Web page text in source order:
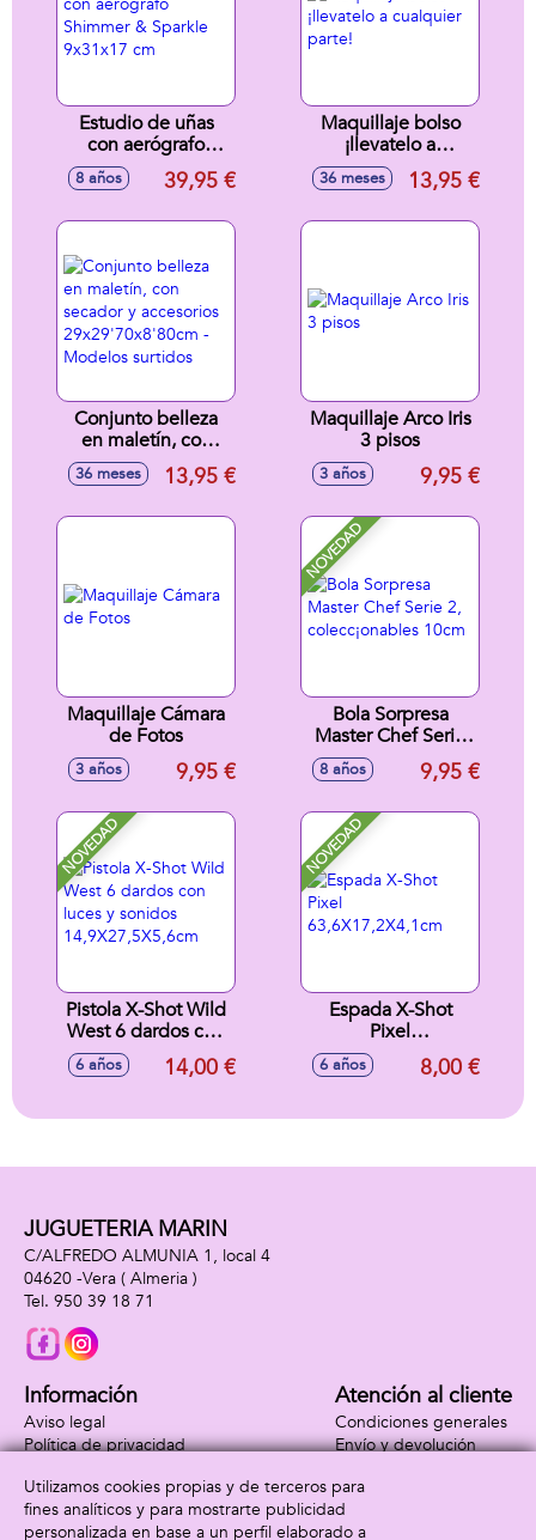
Estudio de uñas
con aerógrafo
Shimmer & Sparkle
9x31x17 cm
8 años 39,95 €
Maquillaje bolso
¡llevatelo a
cualquier parte!
36 meses 13,95 €
Conjunto belleza
en maletín, con
secador y
accesorios
36 meses 13,95 €
Maquillaje Arco Iris
3 pisos
3 años 9,95 €
Maquillaje Cámara
de Fotos
3 años 9,95 €
NOVEDAD
Bola Sorpresa
Master Chef Serie
2, colecc¡onables
10cm
8 años 9,95 €
NOVEDAD
Pistola X-Shot Wild
West 6 dardos con
luces y sonidos
14,9X27,5X5,6cm
6 años 14,00 €
NOVEDAD
Espada X-Shot
Pixel
63,6X17,2X4,1cm
6 años 8,00 €
JUGUETERIA MARIN
C/ALFREDO ALMUNIA 1, local 4
04620 -Vera ( Almeria )
950 39 18 71
Información
Aviso legal
Política de privacidad
Atención al cliente
Condiciones generales
Envío y devolución
Formas de pago
Utilizamos cookies propias y de terceros para
fines analíticos y para mostrarte publicidad
personalizada en base a un perfil elaborado a